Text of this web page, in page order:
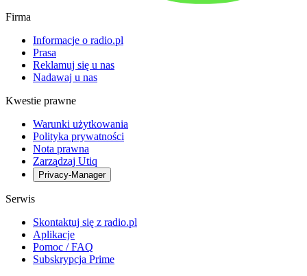
Firma
Informacje o radio.pl
Prasa
Reklamuj się u nas
Nadawaj u nas
Kwestie prawne
Warunki użytkowania
Polityka prywatności
Nota prawna
Zarządzaj Utiq
Privacy-Manager
Serwis
Skontaktuj się z radio.pl
Aplikacje
Pomoc / FAQ
Subskrypcja Prime